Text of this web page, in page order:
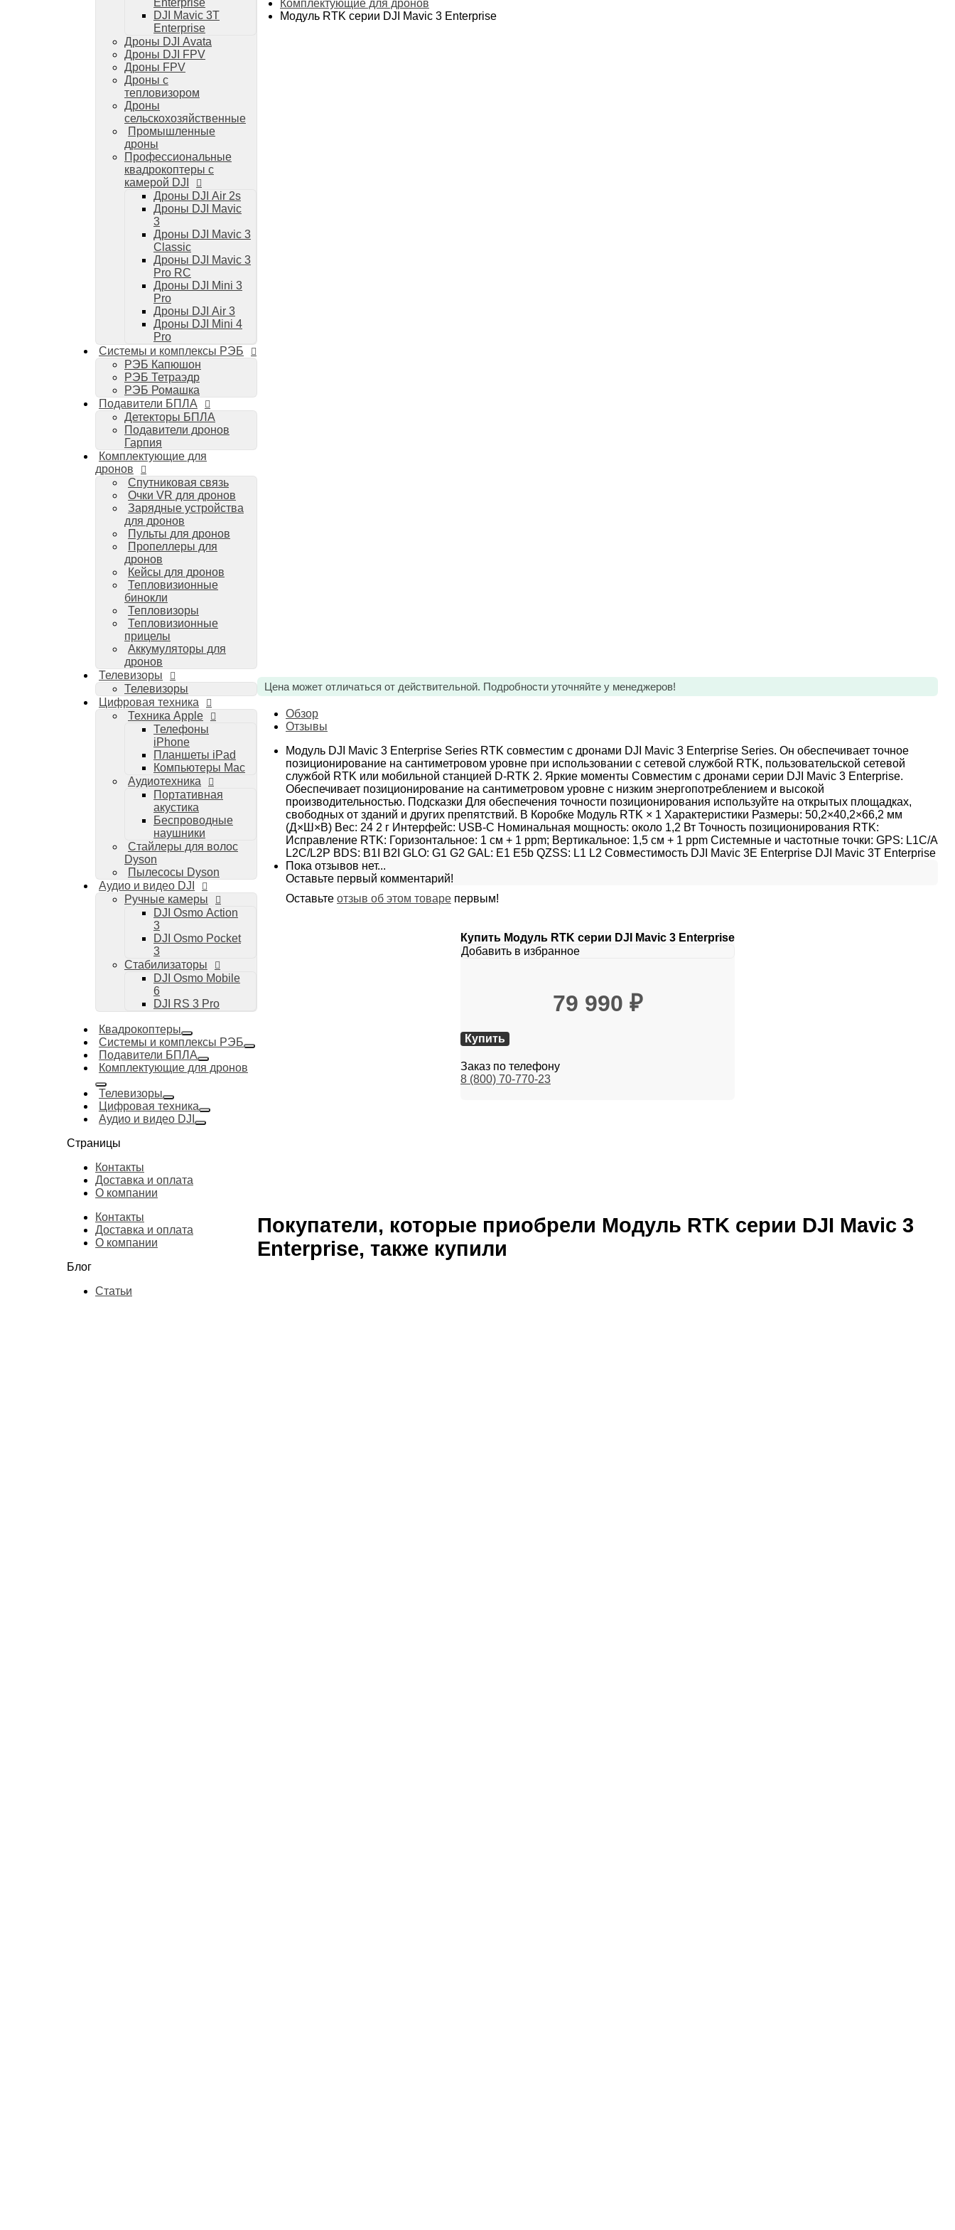
Системы и комплексы РЭБ
РЭБ Тетраэдр
РЭБ Ромашка
Подавители БПЛА
Детекторы БПЛА
Подавители дронов Гарпия
Комплектующие для дронов
Спутниковая связь
Очки VR для дронов
Зарядные устройства для дронов
Пульты для дронов
Пропеллеры для дронов
Кейсы для дронов
Тепловизионные бинокли
Тепловизионные прицелы
Аккумуляторы для дронов
Техника Apple
Телефоны iPhone
Планшеты iPad
Компьютеры Mac
Аудиотехника
Портативная акустика
Беспроводные наушники
Стайлеры для волос Dyson
Пылесосы Dyson
Аудио и видео DJI
Ручные камеры
DJI Osmo Action 3
DJI Osmo Pocket 3
Стабилизаторы
DJI Osmo Mobile 6
DJI RS 3 Pro
Enterprise
DJI Mavic 3T
Enterprise
Дроны DJI Avata
Дроны DJI FPV
Дроны FPV
Дроны с
тепловизором
Дроны
сельскохозяйственные
Промышленные
дроны
Профессиональные
квадрокоптеры с
камерой DJI
Дроны DJI Air 2s
Дроны DJI Mavic
3
Дроны DJI Mavic 3
Classic
Дроны DJI Mavic 3
Pro RC
Дроны DJI Mini 3
Pro
Дроны DJI Air 3
Дроны DJI Mini 4
Pro
Системы и комплексы РЭБ
РЭБ Капюшон
РЭБ Тетраэдр
РЭБ Ромашка
Подавители БПЛА
Детекторы БПЛА
Подавители дронов
Гарпия
Комплектующие для
дронов
Спутниковая связь
Очки VR для дронов
Зарядные устройства
для дронов
Пульты для дронов
Пропеллеры для
дронов
Кейсы для дронов
Тепловизионные
бинокли
Тепловизоры
Тепловизионные
прицелы
Аккумуляторы для
дронов
Телевизоры
Телевизоры
Цифровая техника
Техника Apple
Телефоны
iPhone
Планшеты iPad
Компьютеры Mac
Аудиотехника
Портативная
акустика
Беспроводные
наушники
Стайлеры для волос
Dyson
Пылесосы Dyson
Аудио и видео DJI
Ручные камеры
DJI Osmo Action
3
DJI Osmo Pocket
3
Стабилизаторы
DJI Osmo Mobile
6
DJI RS 3 Pro
Квадрокоптеры
Системы и комплексы РЭБ
Подавители БПЛА
Комплектующие для дронов
Телевизоры
Цифровая техника
Аудио и видео DJI
Страницы
Контакты
Доставка и оплата
О компании
Контакты
Доставка и оплата
О компании
Блог
Статьи
Комплектующие для дронов
Модуль RTK серии DJI Mavic 3 Enterprise
Цена может отличаться от действительной. Подробности уточняйте у менеджеров!
Обзор
Отзывы
Модуль DJI Mavic 3 Enterprise Series RTK совместим с дронами DJI Mavic 3 Enterprise Series. Он обеспечивает точное
позиционирование на сантиметровом уровне при использовании с сетевой службой RTK, пользовательской сетевой
службой RTK или мобильной станцией D-RTK 2. Яркие моменты Совместим с дронами серии DJI Mavic 3 Enterprise.
Обеспечивает позиционирование на сантиметровом уровне с низким энергопотреблением и высокой
производительностью. Подсказки Для обеспечения точности позиционирования используйте на открытых площадках,
свободных от зданий и других препятствий. В Коробке Модуль RTK × 1 Характеристики Размеры: 50,2×40,2×66,2 мм
(Д×Ш×В) Вес: 24 2 г Интерфейс: USB-C Номинальная мощность: около 1,2 Вт Точность позиционирования RTK:
Исправление RTK: Горизонтальное: 1 см + 1 ppm; Вертикальное: 1,5 см + 1 ppm Системные и частотные точки: GPS: L1C/A
L2C/L2P BDS: B1I B2I GLO: G1 G2 GAL: E1 E5b QZSS: L1 L2 Совместимость DJI Mavic 3E Enterprise DJI Mavic 3T Enterprise
Пока отзывов нет...
Оставьте первый комментарий!
Оставьте отзыв об этом товаре первым!
Купить Модуль RTK серии DJI Mavic 3 Enterprise
Добавить в избранное
79 990 ₽
Купить
Заказ по телефону
8 (800) 70-770-23
Покупатели, которые приобрели Модуль RTK серии DJI Mavic 3
Enterprise, также купили